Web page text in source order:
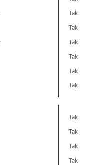
Tak
Tak
Tak
Tak
Tak
Tak
Tak
Tak
Tak
Tak